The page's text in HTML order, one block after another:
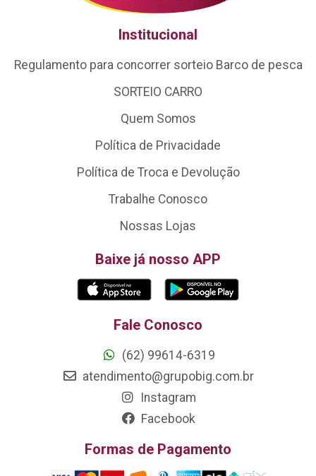
Institucional
Regulamento para concorrer sorteio Barco de pesca
SORTEIO CARRO
Quem Somos
Política de Privacidade
Política de Troca e Devolução
Trabalhe Conosco
Nossas Lojas
Baixe já nosso APP
Fale Conosco
(62) 99614-6319
atendimento@grupobig.com.br
Instagram
Facebook
Formas de Pagamento